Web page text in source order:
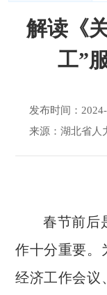
解读《
工”
发布时间：
来源：湖北省人
春节前后
作十分重要。
经济工作会议